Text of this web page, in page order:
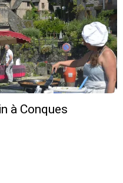
à Conques